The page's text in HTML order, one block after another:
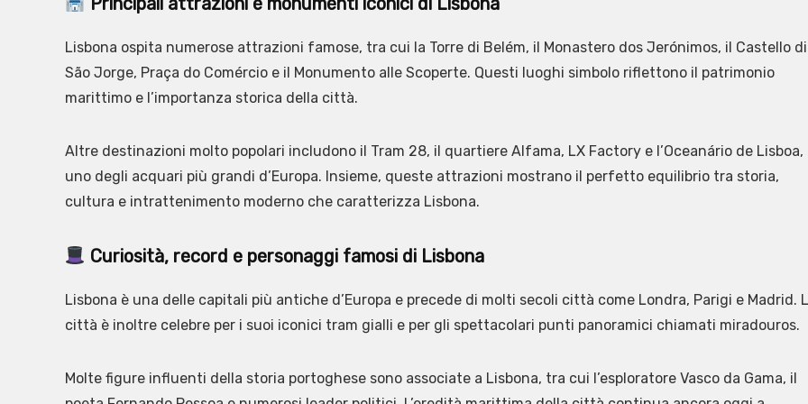
Lisbona ospita numerose attrazioni famose, tra cui la Torre di Belém, il Monastero dos Jerónimos, il Castello di
São Jorge, Praça do Comércio e il Monumento alle Scoperte. Questi luoghi simbolo riflettono il patrimonio
marittimo e l’importanza storica della città.
Altre destinazioni molto popolari includono il Tram 28, il quartiere Alfama, LX Factory e l’Oceanário de Lisboa,
uno degli acquari più grandi d’Europa. Insieme, queste attrazioni mostrano il perfetto equilibrio tra storia,
cultura e intrattenimento moderno che caratterizza Lisbona.
Curiosità, record e personaggi famosi di Lisbona
Lisbona è una delle capitali più antiche d’Europa e precede di molti secoli città come Londra, Parigi e Madrid.
città è inoltre celebre per i suoi iconici tram gialli e per gli spettacolari punti panoramici chiamati miradouros.
Molte figure influenti della storia portoghese sono associate a Lisbona, tra cui l’esploratore Vasco da Gama, il